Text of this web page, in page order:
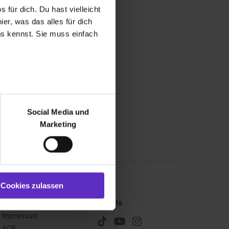
für dich. Du hast vielleicht
was das alles für dich
kennst. Sie muss einfach
bei Benutzung der
zu analysieren
soziale Medien, Werbung
Marketing“). Unsere
bereitgestellt hast oder die
auch damit
und hierfür
du nur bestimmte
Social Media und
Marketing
Cookies zulassen
Impressum
Socials